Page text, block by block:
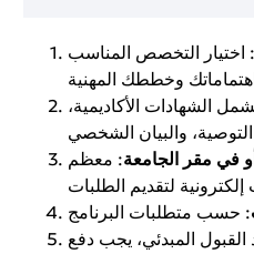
: اختيار التخصص المناسب
الشهادات الأكاديمية،
أو في مقر الجامعة: معظم
القبول المبدئي، يجب دفع